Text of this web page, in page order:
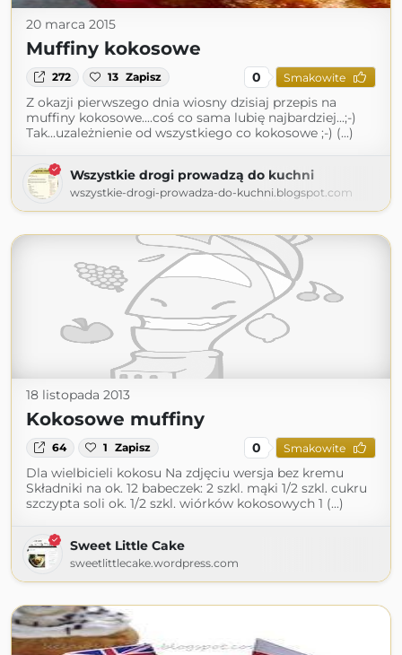
20 marca 2015
Muffiny kokosowe
272 13 Zapisz 0 Smakowite
Z okazji pierwszego dnia wiosny dzisiaj przepis na
muffiny kokosowe....coś co sama lubię najbardziej...;-)
Tak...uzależnienie od wszystkiego co kokosowe ;-) (...)
Wszystkie drogi prowadzą do kuchni
wszystkie-drogi-prowadza-do-kuchni.blogspot.com
18 listopada 2013
Kokosowe muffiny
64 1 Zapisz 0 Smakowite
Dla wielbicieli kokosu Na zdjęciu wersja bez kremu
Składniki na ok. 12 babeczek: 2 szkl. mąki 1/2 szkl. cukru
szczypta soli ok. 1/2 szkl. wiórków kokosowych 1 (...)
Sweet Little Cake
sweetlittlecake.wordpress.com